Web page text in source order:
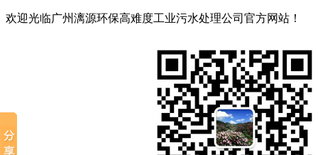
欢迎光临广州漓源环保高难度工业污水处理公司官方网站！